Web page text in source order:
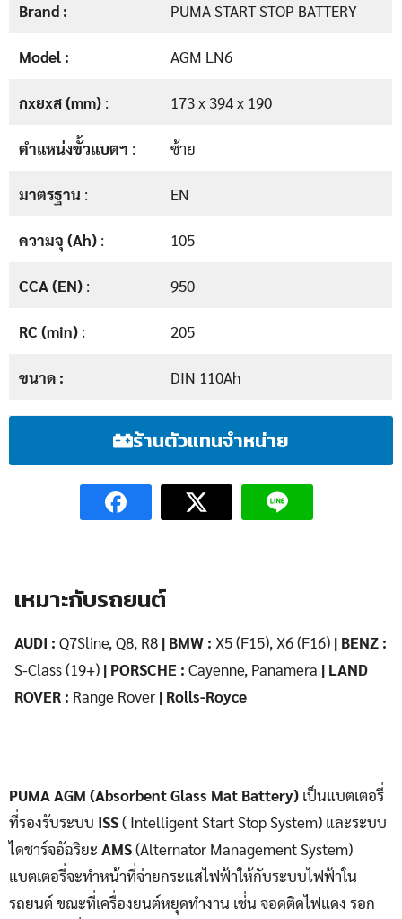
Brand : PUMA START STOP BATTERY
Model : AGM LN6
กxยxส (mm) : 173 x 394 x 190
ตำแหน่งขั้วแบตฯ : ซ้าย
มาตรฐาน : EN
ความจุ (Ah) : 105
CCA (EN) : 950
RC (min) : 205
ขนาด : DIN 110Ah
ร้านตัวแทนจำหน่าย
เหมาะกับรถยนต์
AUDI : Q7Sline, Q8, R8 | BMW : X5 (F15), X6 (F16) | BENZ :
S-Class (19+) | PORSCHE : Cayenne, Panamera | LAND
ROVER : Range Rover | Rolls-Royce
PUMA AGM (Absorbent Glass Mat Battery) เป็นแบตเตอรี่
ที่รองรับระบบ ISS( Intelligent Start Stop System) และระบบ
ไดชาร์จอัฉริยะ AMS(Alternator Management System)
แบตเตอรี่จะทำหน้าที่จ่ายกระแสไฟฟ้าให้กับระบบไฟฟ้าใน
รถยนต์ ขณะที่เครื่องยนต์หยุดทำงาน เช่่น จอดติดไฟแดง รอก